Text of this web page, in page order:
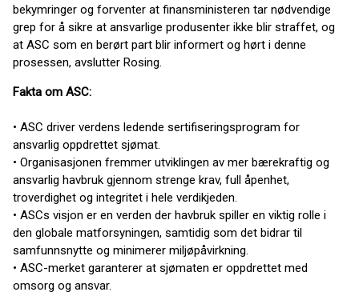
bekymringer og forventer at finansministeren tar nødvendige
grep for å sikre at ansvarlige produsenter ikke blir straffet, og
at ASC som en berørt part blir informert og hørt i denne
prosessen, avslutter Rosing.
Fakta om ASC:
• ASC driver verdens ledende sertifiseringsprogram for
ansvarlig oppdrettet sjømat.
• Organisasjonen fremmer utviklingen av mer bærekraftig og
ansvarlig havbruk gjennom strenge krav, full åpenhet,
troverdighet og integritet i hele verdikjeden.
• ASCs visjon er en verden der havbruk spiller en viktig rolle i
den globale matforsyningen, samtidig som det bidrar til
samfunnsnytte og minimerer miljøpåvirkning.
• ASC-merket garanterer at sjømaten er oppdrettet med
omsorg og ansvar.